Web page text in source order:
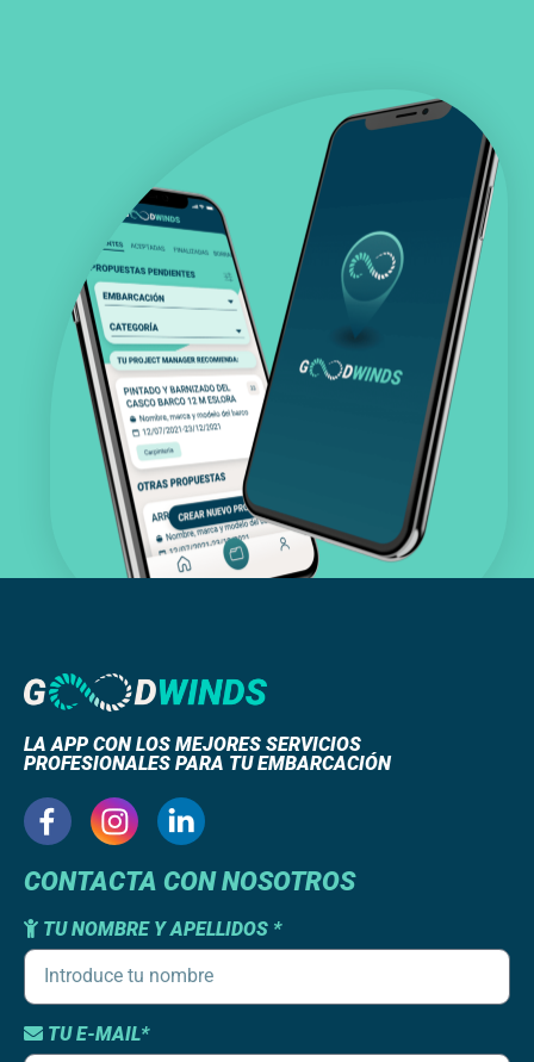
LA APP CON LOS MEJORES SERVICIOS
PROFESIONALES PARA TU EMBARCACIÓN
CONTACTA CON NOSOTROS
TU NOMBRE Y APELLIDOS *
TU E-MAIL*